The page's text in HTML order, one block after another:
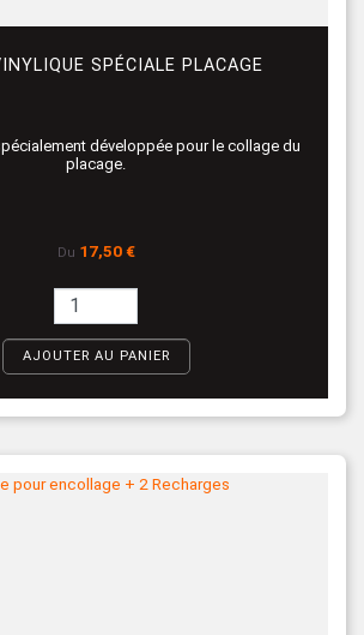
SPÉCIALE PLACAGE
développée pour le collage du
placage.
Du Prix
17,50 €
AJOUTER AU PANIER